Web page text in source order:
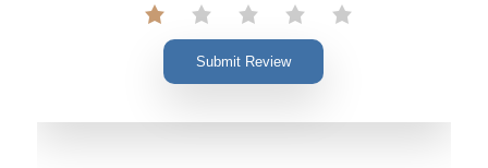
Submit Review